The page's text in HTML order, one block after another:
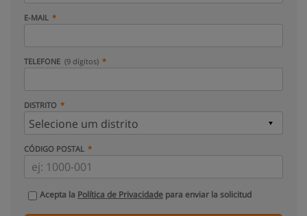
E-MAIL
TELEFONE (9 dígitos)
DISTRITO
CÓDIGO POSTAL
Acepta la Política de Privacidade para enviar la solicitud